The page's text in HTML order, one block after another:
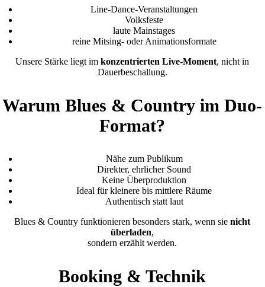
Line-Dance-Veranstaltungen
Volksfeste
laute Mainstages
reine Mitsing- oder Animationsformate
Unsere Stärke liegt im konzentrierten Live-Moment, nicht in
Dauerbeschallung.
Warum Blues & Country im Duo-
Format?
Nähe zum Publikum
Direkter, ehrlicher Sound
Keine Überproduktion
Ideal für kleinere bis mittlere Räume
Authentisch statt laut
Blues & Country funktionieren besonders stark, wenn sie nicht
überladen,
sondern erzählt werden.
Booking & Technik